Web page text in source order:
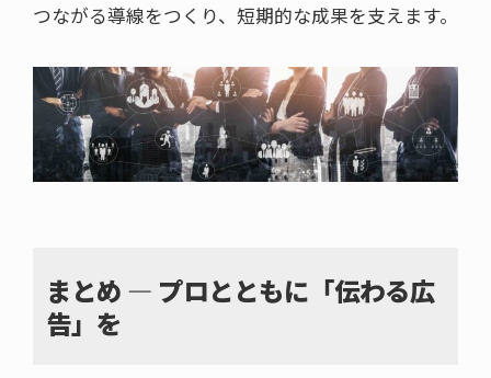
つながる導線をつくり、短期的な成果を支えます。
まとめ ― プロとともに「伝わる広
告」を